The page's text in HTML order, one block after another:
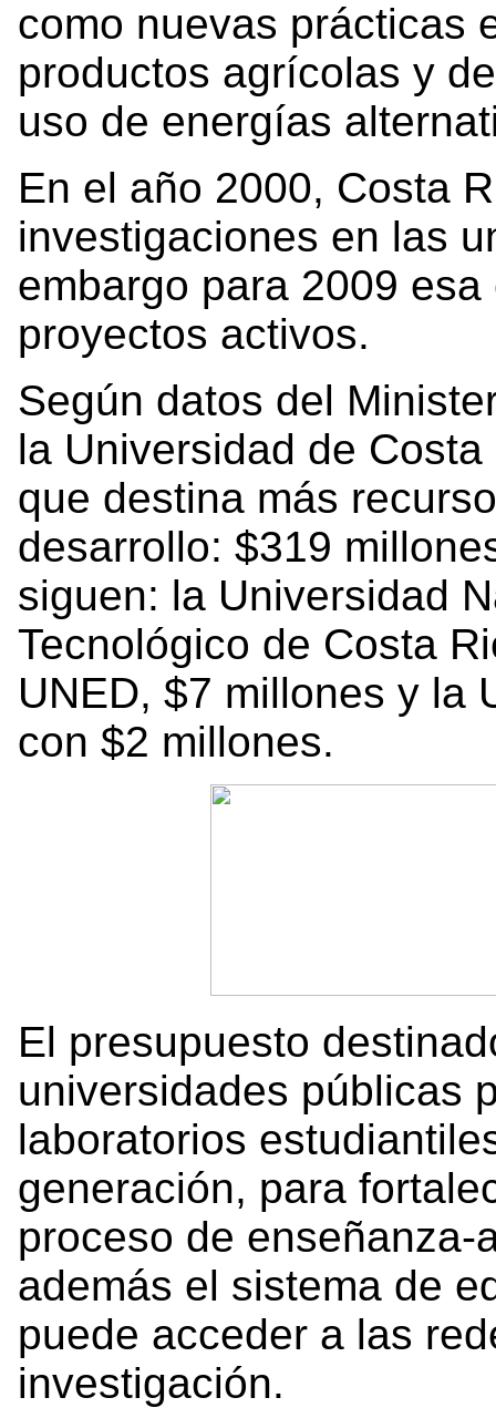
como nuevas prácticas
productos agrícolas y
uso de energías
En el año 2000, Costa
investigaciones en las
embargo para 2009
proyectos activos.
Según datos del
la Universidad de
que destina más
desarrollo: $319
siguen: la Universidad
Tecnológico de Costa
UNED, $7 millones y la
con $2 millones.
El presupuesto
universidades públicas
laboratorios
generación, para
proceso de
además el sistema de
puede acceder a las
investigación.